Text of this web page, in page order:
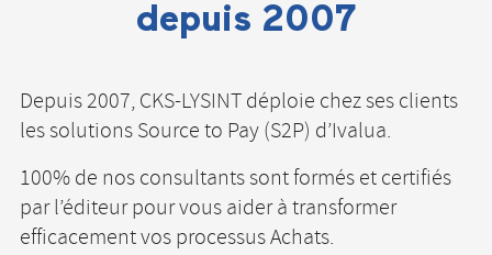
depuis 2007
Depuis 2007, CKS-LYSINT déploie chez ses clients
les solutions Source to Pay (S2P) d’Ivalua.
100% de nos consultants sont formés et certifiés
par l’éditeur pour vous aider à transformer
efficacement vos processus Achats.